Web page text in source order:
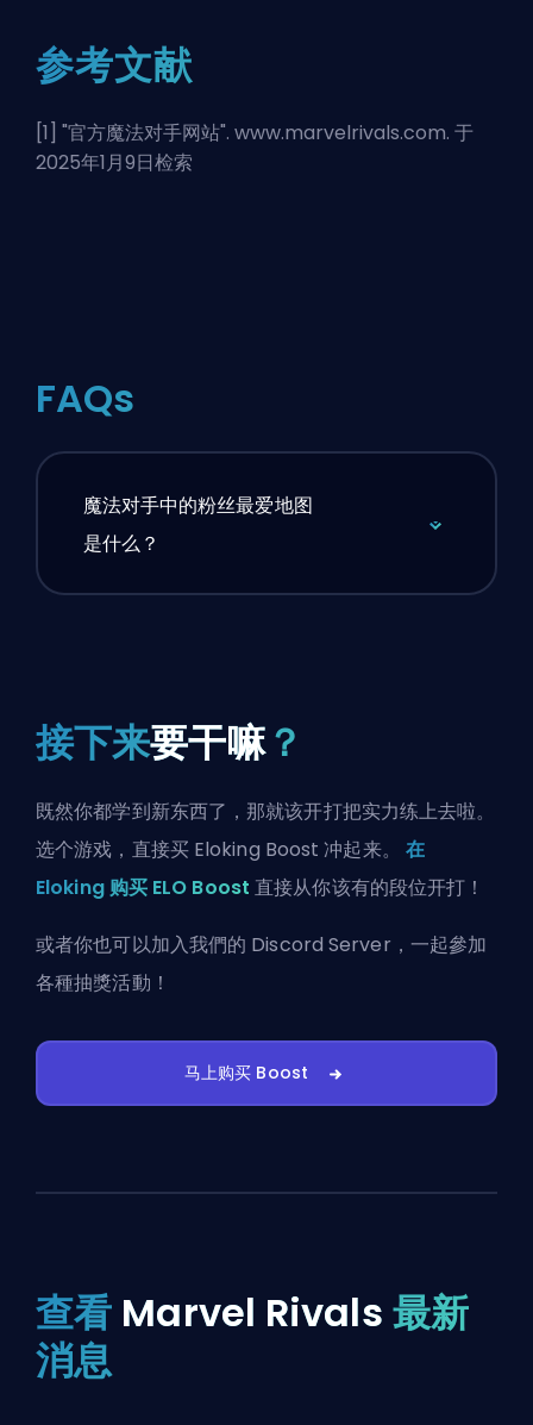
参考文献
[1] "官方魔法对手网站". www.marvelrivals.com. 于
2025年1月9日检索
FAQs
魔法对手中的粉丝最爱地图
是什么？
接下来要干嘛？
既然你都学到新东西了，那就该开打把实力练上去啦。
选个游戏，直接买 Eloking Boost 冲起来。 在
Eloking 购买 ELO Boost 直接从你该有的段位开打！
或者你也可以加入我們的 Discord Server ，一起參加
各種抽獎活動！
马上购买 Boost
查看 Marvel Rivals 最新
消息